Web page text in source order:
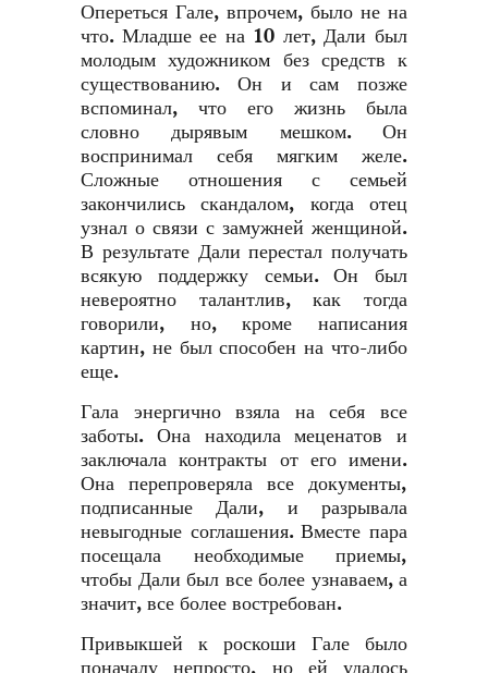
Опереться Гале, впрочем, было не на
что. Младше ее на 10 лет, Дали был
молодым художником без средств к
существованию. Он и сам позже
вспоминал, что его жизнь была
словно дырявым мешком. Он
воспринимал себя мягким желе.
Сложные отношения с семьей
закончились скандалом, когда отец
узнал о связи с замужней женщиной.
В результате Дали перестал получать
всякую поддержку семьи. Он был
невероятно талантлив, как тогда
говорили, но, кроме написания
картин, не был способен на что-либо
еще.
Гала энергично взяла на себя все
заботы. Она находила меценатов и
заключала контракты от его имени.
Она перепроверяла все документы,
подписанные Дали, и разрывала
невыгодные соглашения. Вместе пара
посещала необходимые приемы,
чтобы Дали был все более узнаваем, а
значит, все более востребован.
Привыкшей к роскоши Гале было
поначалу непросто, но ей удалось